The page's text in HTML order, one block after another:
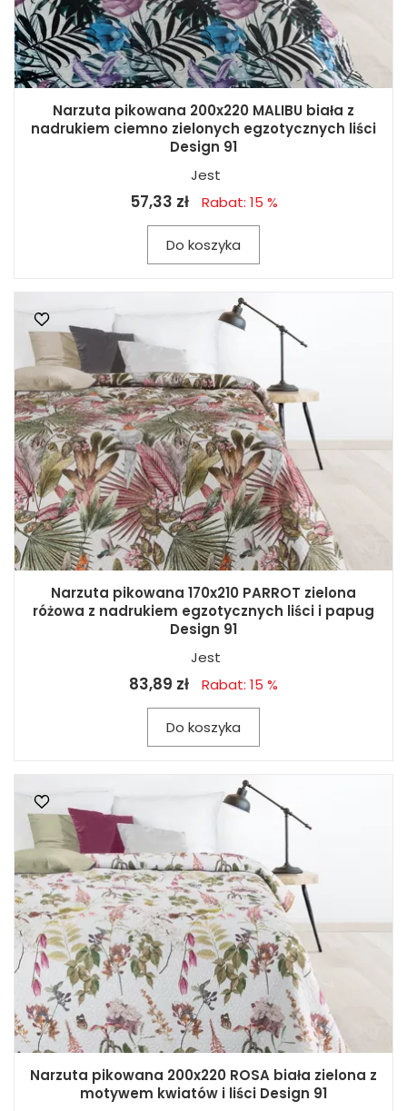
Narzuta pikowana 200x220 MALIBU biała z
nadrukiem ciemno zielonych egzotycznych liści
Design 91
Jest
57,33 zł Rabat: 15 %
Do koszyka
Narzuta pikowana 170x210 PARROT zielona
różowa z nadrukiem egzotycznych liści i papug
Design 91
Jest
83,89 zł Rabat: 15 %
Do koszyka
Narzuta pikowana 200x220 ROSA biała zielona z
motywem kwiatów i liści Design 91